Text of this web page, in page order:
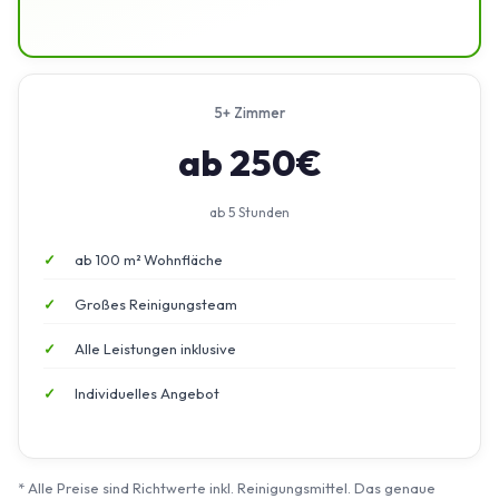
5+ Zimmer
ab 250€
ab 5 Stunden
ab 100 m² Wohnfläche
Großes Reinigungsteam
Alle Leistungen inklusive
Individuelles Angebot
* Alle Preise sind Richtwerte inkl. Reinigungsmittel. Das genaue